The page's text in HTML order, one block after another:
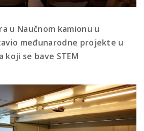
u Naučnom kamionu u
međunarodne projekte u
se bave STEM